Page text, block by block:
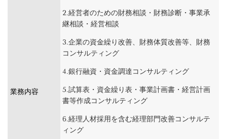
業務内容
2.経営者のための財務相談・財務診断・事業承
継相談・経営相談
3.企業の資金繰り改善、財務体質改善等、財務
コンサルティング
4.銀行融資・資金調達コンサルティング
5.試算表・資金繰り表・事業計画書・経営計画
書等作成コンサルティング
6.経理人材採用を含む経理部門改善コンサルテ
ィング